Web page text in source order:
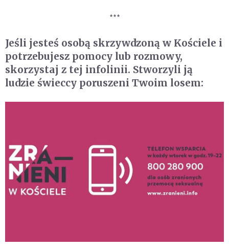
***
Jeśli jesteś osobą skrzywdzoną w Kościele i
potrzebujesz pomocy lub rozmowy,
skorzystaj z tej infolinii. Stworzyli ją
ludzie świeccy poruszeni Twoim losem: